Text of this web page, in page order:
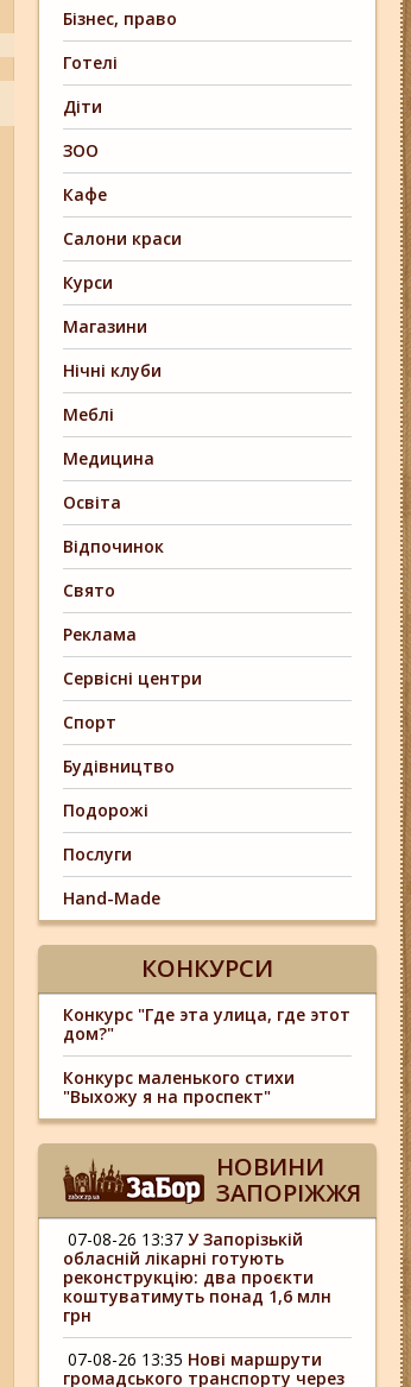
Бізнес, право
Готелі
Діти
ЗОО
Кафе
Салони краси
Курси
Магазини
Нічні клуби
Меблі
Медицина
Освіта
Відпочинок
Свято
Реклама
Сервісні центри
Спорт
Будівництво
Подорожі
Послуги
Hand-Made
КОНКУРСИ
Конкурс "Где эта улица, где этот
дом?"
Конкурс маленького стихи
"Выхожу я на проспект"
НОВИНИ
ЗАПОРІЖЖЯ
07-08-26 13:37 У Запорізькій
обласній лікарні готують
реконструкцію: два проєкти
коштуватимуть понад 1,6 млн
грн
07-08-26 13:35 Нові маршрути
громадського транспорту через